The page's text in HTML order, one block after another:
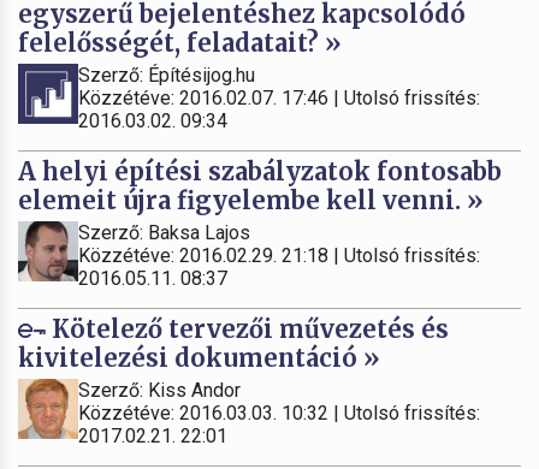
egyszerű bejelentéshez kapcsolódó
felelősségét, feladatait? »
Szerző: Építésijog.hu
Közzétéve: 2016.02.07. 17:46 | Utolsó frissítés:
2016.03.02. 09:34
A helyi építési szabályzatok fontosabb
elemeit újra figyelembe kell venni. »
Szerző: Baksa Lajos
Közzétéve: 2016.02.29. 21:18 | Utolsó frissítés:
2016.05.11. 08:37
Kötelező tervezői művezetés és
kivitelezési dokumentáció »
Szerző: Kiss Andor
Közzétéve: 2016.03.03. 10:32 | Utolsó frissítés:
2017.02.21. 22:01